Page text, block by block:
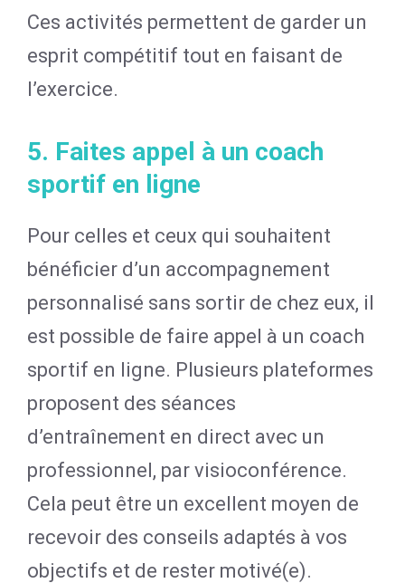
Ces activités permettent de garder un
esprit compétitif tout en faisant de
l’exercice.
5. Faites appel à un coach
sportif en ligne
Pour celles et ceux qui souhaitent
bénéficier d’un accompagnement
personnalisé sans sortir de chez eux, il
est possible de faire appel à un coach
sportif en ligne. Plusieurs plateformes
proposent des séances
d’entraînement en direct avec un
professionnel, par visioconférence.
Cela peut être un excellent moyen de
recevoir des conseils adaptés à vos
objectifs et de rester motivé(e).